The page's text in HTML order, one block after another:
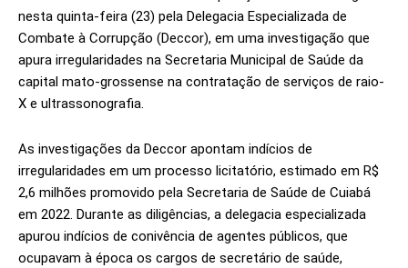
nesta quinta-feira (23) pela Delegacia Especializada de
Combate à Corrupção (Deccor), em uma investigação que
apura irregularidades na Secretaria Municipal de Saúde da
capital mato-grossense na contratação de serviços de raio-
X e ultrassonografia.
As investigações da Deccor apontam indícios de
irregularidades em um processo licitatório, estimado em R$
2,6 milhões promovido pela Secretaria de Saúde de Cuiabá
em 2022. Durante as diligências, a delegacia especializada
apurou indícios de conivência de agentes públicos, que
ocupavam à época os cargos de secretário de saúde,